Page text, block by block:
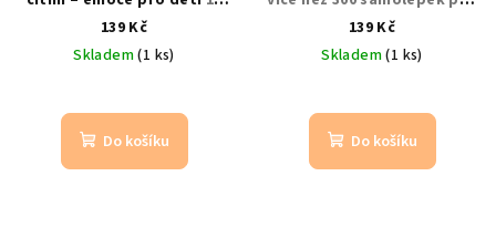
stran + 160 samolepek |
rozvoj emocí
139 Kč
Skladem(1 ks)
Do košíku
děti | příroda a plemena
koní
139 Kč
Skladem(1 ks)
Do košíku